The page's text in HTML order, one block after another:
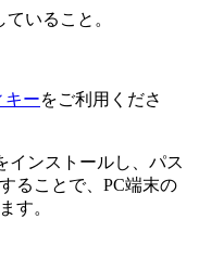
いること。
キーをご利用くださ
インストールし、パス
ることで、PC端末の
す。